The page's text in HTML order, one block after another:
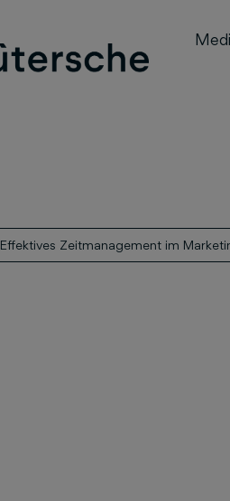
Effektives Zeitmanagement im